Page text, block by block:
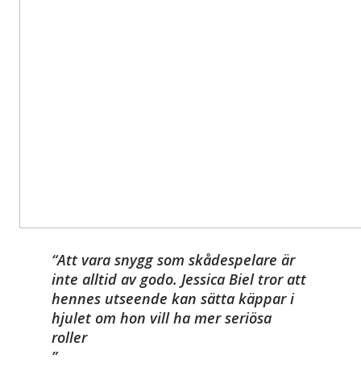
Att vara snygg som skådespelare är
inte alltid av godo. Jessica Biel tror att
hennes utseende kan sätta käppar i
hjulet om hon vill ha mer seriösa
roller